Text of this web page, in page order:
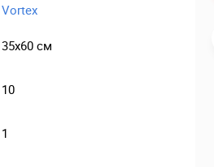
Vortex
35х60 см
10
1